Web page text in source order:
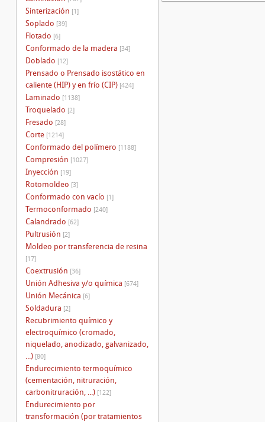
Sinterización [1]
Soplado [39]
Flotado [6]
Conformado de la madera [34]
Doblado [12]
Prensado o Prensado isostático en
caliente (HIP) y en frío (CIP) [424]
Laminado [1138]
Troquelado [2]
Fresado [28]
Corte [1214]
Conformado del polímero [1188]
Compresión [1027]
Inyección [19]
Rotomoldeo [3]
Conformado con vacío [1]
Termoconformado [240]
Calandrado [62]
Pultrusión [2]
Moldeo por transferencia de resina
[17]
Coextrusión [36]
Unión Adhesiva y/o química [674]
Unión Mecánica [6]
Soldadura [2]
Recubrimiento químico y
electroquímico (cromado,
niquelado, anodizado, galvanizado,
...) [80]
Endurecimiento termoquímico
(cementación, nitruración,
carbonitruración, ...) [122]
Endurecimiento por
transformación (por tratamientos